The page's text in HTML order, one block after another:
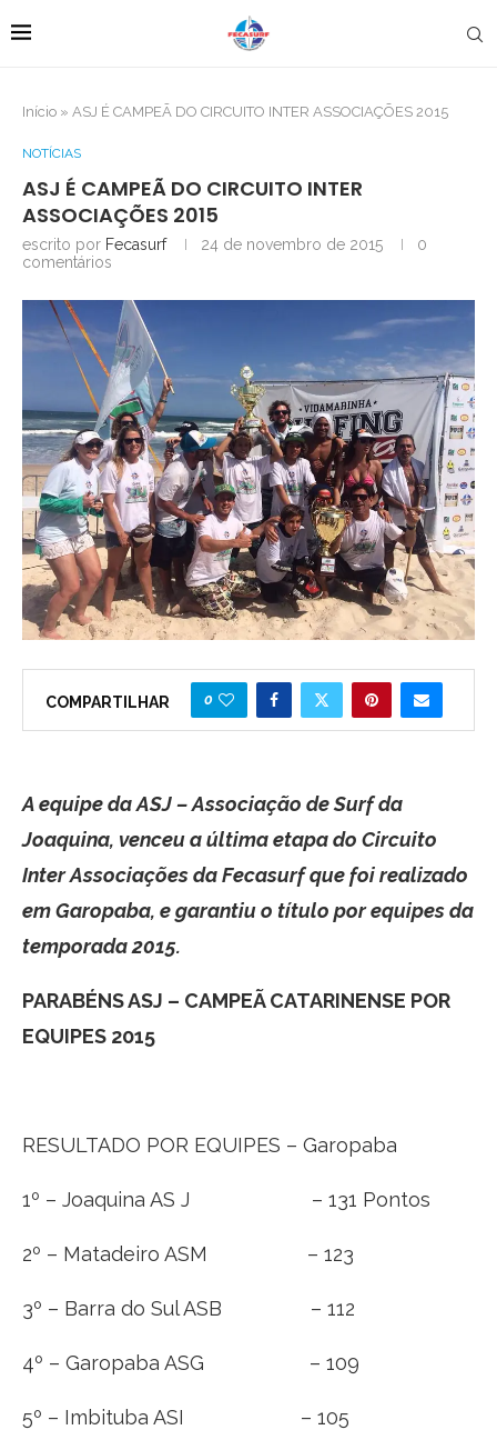
Início » ASJ É CAMPEÃ DO CIRCUITO INTER ASSOCIAÇÕES 2015
NOTÍCIAS
ASJ É CAMPEÃ DO CIRCUITO INTER
ASSOCIAÇÕES 2015
escrito por Fecasurf 24 de novembro de 2015
0
comentários
COMPARTILHAR 0
A equipe da ASJ – Associação de Surf da
Joaquina, venceu a última etapa do Circuito
Inter Associações da Fecasurf que foi realizado
em Garopaba, e garantiu o título por equipes da
temporada 2015.
PARABÉNS ASJ – CAMPEÃ CATARINENSE POR
EQUIPES 2015
RESULTADO POR EQUIPES – Garopaba
1º – Joaquina AS J – 131 Pontos
2º – Matadeiro ASM – 123
3º – Barra do Sul ASB – 112
4º – Garopaba ASG – 109
5º – Imbituba ASI – 105